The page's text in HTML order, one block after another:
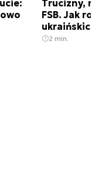
Trucizny,
FSB. Jak
2 min.